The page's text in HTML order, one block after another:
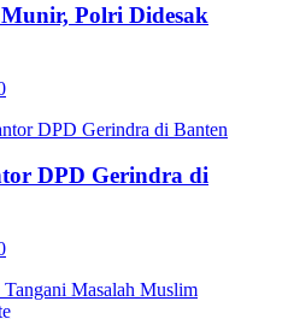
Polri Didesak
DPD Gerindra di